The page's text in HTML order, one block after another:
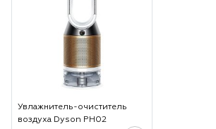
Увлажнитель-очиститель
воздуха Dyson PH02